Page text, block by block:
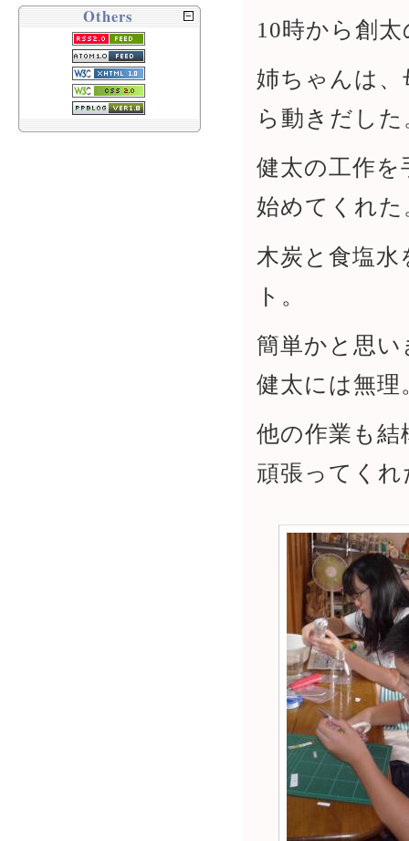
10時から創
姉ちゃんは
ら動きだした
健太の工作
始めてくれた
木炭と食塩
ト。
簡単かと思
健太には無理
他の作業も
頑張ってくれ
Others